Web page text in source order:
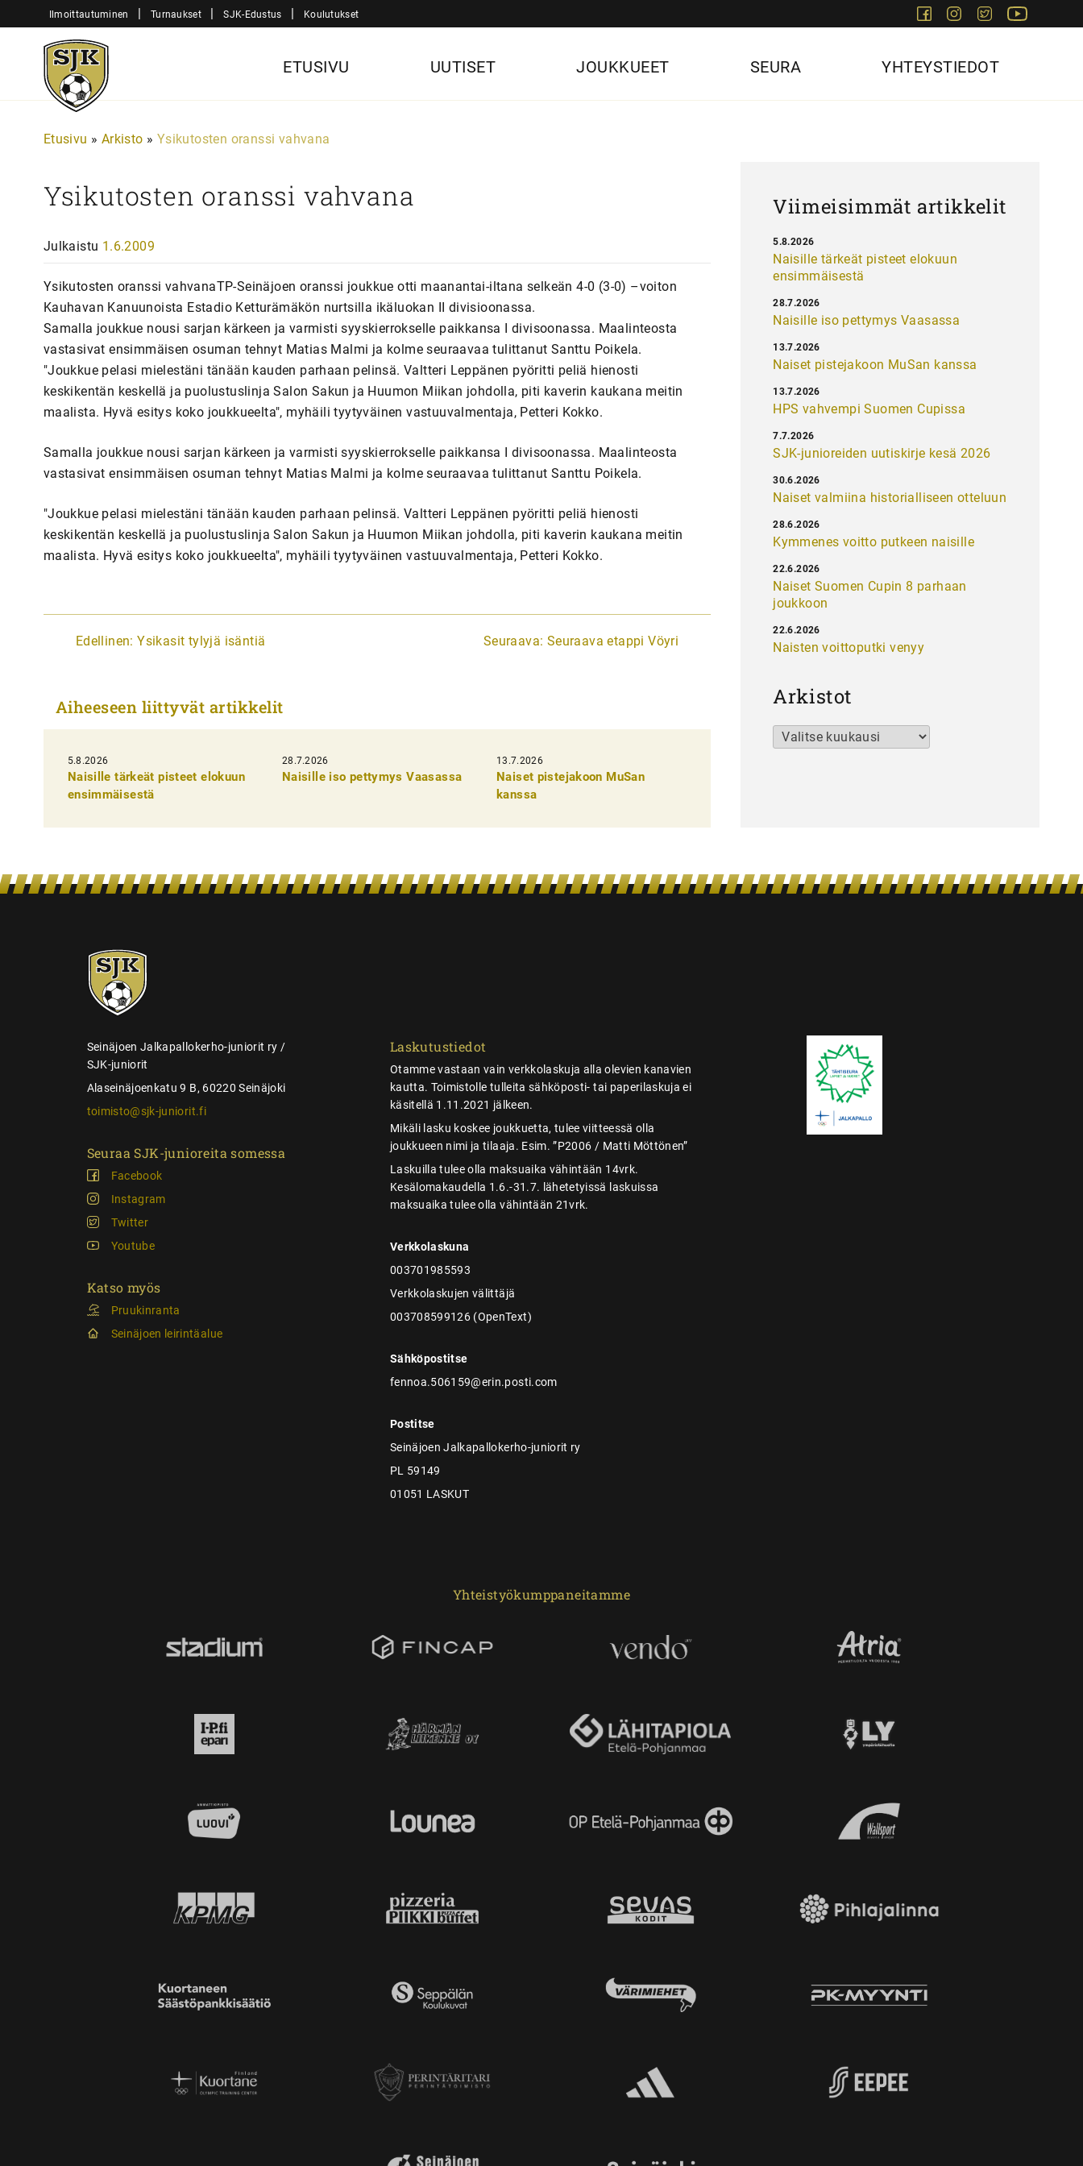
sisältöön
Ilmoittautuminen | Turnaukset | SJK-Edustus | Koulutukset FacebookInstagram
Twitter
Sjk-
Juniorit
ETUSIVU UUTISET JOUKKUEET SEURA YHTEYSTIEDOT
Etusivu » Arkisto » Ysikutosten oranssi vahvana
Ysikutosten oranssi vahvana
Julkaistu 1.6.2009
Ysikutosten oranssi vahvanaTP-Seinäjoen oranssi joukkue otti maanantai-iltana selkeän 4-0 (3-0) –voiton
Kauhavan Kanuunoista Estadio Ketturämäkön nurtsilla ikäluokan II divisioonassa.
Samalla joukkue nousi sarjan kärkeen ja varmisti syyskierrokselle paikkansa I divisoonassa. Maalinteosta
vastasivat ensimmäisen osuman tehnyt Matias Malmi ja kolme seuraavaa tulittanut Santtu Poikela.
"Joukkue pelasi mielestäni tänään kauden parhaan pelinsä. Valtteri Leppänen pyöritti peliä hienosti
keskikentän keskellä ja puolustuslinja Salon Sakun ja Huumon Miikan johdolla, piti kaverin kaukana meitin
maalista. Hyvä esitys koko joukkueelta", myhäili tyytyväinen vastuuvalmentaja, Petteri Kokko.
Samalla joukkue nousi sarjan kärkeen ja varmisti syyskierrokselle paikkansa I divisoonassa. Maalinteosta
vastasivat ensimmäisen osuman tehnyt Matias Malmi ja kolme seuraavaa tulittanut Santtu Poikela.
"Joukkue pelasi mielestäni tänään kauden parhaan pelinsä. Valtteri Leppänen pyöritti peliä hienosti
keskikentän keskellä ja puolustuslinja Salon Sakun ja Huumon Miikan johdolla, piti kaverin kaukana meitin
maalista. Hyvä esitys koko joukkueelta", myhäili tyytyväinen vastuuvalmentaja, Petteri Kokko.
A
i
k
e
n
Edellinen: Ysikasit tylyjä isäntiä Seuraava: Seuraava etappi Vöyri
Aiheeseen liittyvät artikkelit
5.8.2026
Naisille tärkeät pisteet elokuun
ensimmäisestä
28.7.2026
Naisille iso pettymys Vaasassa
13.7.2026
Naiset pistejakoon MuSan
kanssa
Viimeisimmät artikkelit
Naisille tärkeät pisteet elokuun
ensimmäisestä
5.8.2026
Naisille iso pettymys Vaasassa
28.7.2026
Naiset pistejakoon MuSan kanssa
13.7.2026
HPS vahvempi Suomen Cupissa
13.7.2026
SJK-junioreiden uutiskirje kesä 2026
7.7.2026
Naiset valmiina historialliseen otteluun
30.6.2026
Kymmenes voitto putkeen naisille
28.6.2026
Naiset Suomen Cupin 8 parhaan
joukkoon
22.6.2026
Naisten voittoputki venyy
22.6.2026
Arkistot
Arkistot
SJK-
juniorit
Seinäjoen Jalkapallokerho-juniorit ry /
SJK-juniorit
Alaseinäjoenkatu 9 B, 60220 Seinäjoki
toimisto@sjk-juniorit.fi
Seuraa SJK-junioreita somessa
Facebook
Instagram
Twitter
Youtube
Katso myös
Pruukinranta
Seinäjoen leirintäalue
Laskutustiedot
Otamme vastaan vain verkkolaskuja alla olevien kanavien
kautta. Toimistolle tulleita sähköposti- tai paperilaskuja ei
käsitellä 1.11.2021 jälkeen.
Mikäli lasku koskee joukkuetta, tulee viitteessä olla
joukkueen nimi ja tilaaja. Esim. ”P2006 / Matti Möttönen”
Laskuilla tulee olla maksuaika vähintään 14vrk.
Kesälomakaudella 1.6.-31.7. lähetetyissä laskuissa
maksuaika tulee olla vähintään 21vrk.
Verkkolaskuna
003701985593
Verkkolaskujen välittäjä
003708599126 (OpenText)
Sähköpostitse
fennoa.506159@erin.posti.com
Postitse
Seinäjoen Jalkapallokerho-juniorit ry
PL 59149
01051 LASKUT
Yhteistyökumppaneitamme